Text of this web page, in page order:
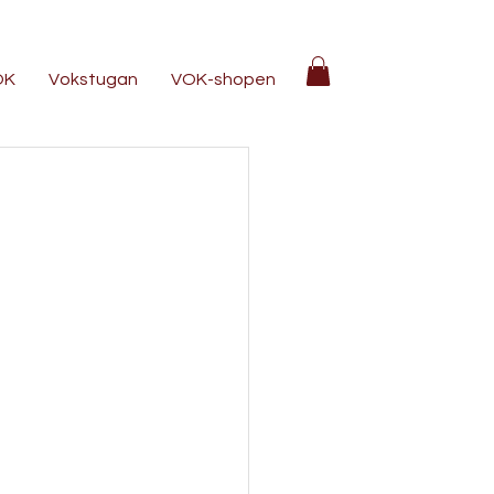
Vokstugan VOK-shopen